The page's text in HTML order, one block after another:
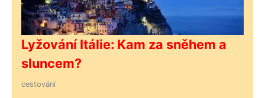
Lyžování Itálie: Kam za sněhem a
sluncem?
cestování